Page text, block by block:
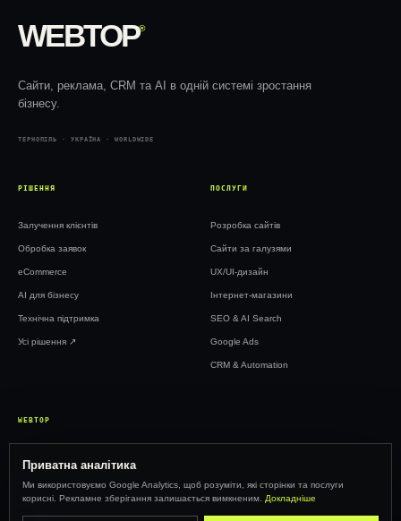
WEBTOP®
Сайти, реклама, CRM та AI в одній системі зростання
бізнесу.
ТЕРНОПІЛЬ · УКРАЇНА · WORLDWIDE
РІШЕННЯ
Залучення клієнтів
Обробка заявок
eCommerce
AI для бізнесу
Технічна підтримка
Усі рішення ↗︎
ПОСЛУГИ
Розробка сайтів
Сайти за галузями
UX/UI-дизайн
Інтернет-магазини
SEO & AI Search
Google Ads
CRM & Automation
WEBTOP
Ціни
Інсайти
Приватна аналітика
Ми використовуємо Google Analytics, щоб розуміти, які сторінки та послуги
корисні. Рекламне зберігання залишається вимкненим. Докладніше